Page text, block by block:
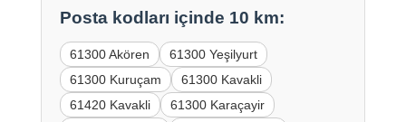
Posta kodları içinde 10 km:
61300 Akören
61300 Yeşilyurt
61300 Kuruçam
61300 Kavakli
61420 Kavakli
61300 Karaçayir